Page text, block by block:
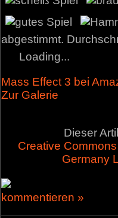
abgestimmt.
Loading...
Mass Effect 3 bei
Zur Galerie
Dieser
Creative
Germany
kommentieren »